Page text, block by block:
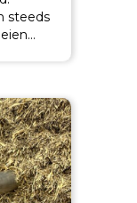
steeds